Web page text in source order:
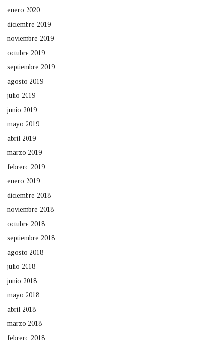
enero 2020
diciembre 2019
noviembre 2019
octubre 2019
septiembre 2019
agosto 2019
julio 2019
junio 2019
mayo 2019
abril 2019
marzo 2019
febrero 2019
enero 2019
diciembre 2018
noviembre 2018
octubre 2018
septiembre 2018
agosto 2018
julio 2018
junio 2018
mayo 2018
abril 2018
marzo 2018
febrero 2018